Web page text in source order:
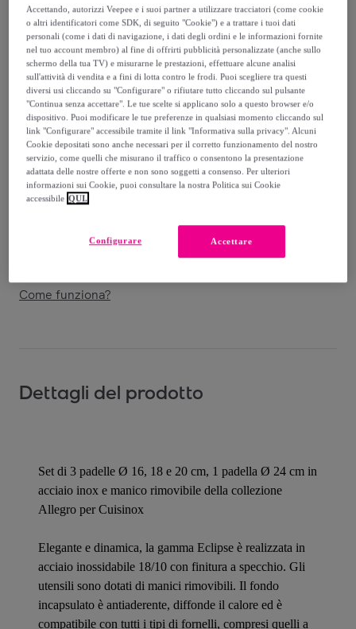
222,80 €
371,40 €
-40%
Venduto daAmefa Couzon
Consegna
Consegna: tra il12/08
Come funziona?
Dettagli del prodotto
Set di 3 padelle Ø 16, 18 e 20 cm, 1 padella Ø 24 cm in
acciaio inox e manico rimovibile della collezione
Allegro per Cuisinox
Elegante e dinamica, la gamma Eclipse è realizzata in
acciaio inossidabile 18/10 con finitura a specchio. Gli
utensili sono dotati di manici rimovibili. Il fondo
incapsulato è antiaderente, diffonde il calore ed è
compatibile con tutti i tipi di fornelli, compresi quelli a
Accettando, autorizzi Veepee e i suoi partner a utilizzare tracciatori (come cookie
o altri identificatori come SDK, di seguito "Cookie") e a trattare i tuoi dati
personali (come i dati di navigazione, i dati degli ordini e le informazioni fornite
nel tuo account membro) al fine di offrirti pubblicità personalizzate (anche sullo
schermo della tua TV) e misurarne le prestazioni, effettuare alcune analisi
sull'attività di vendita e a fini di lotta contro le frodi. Puoi scegliere tra questi
diversi usi cliccando su "Configurare" o rifiutare tutto cliccando sul pulsante
"Continua senza accettare". Le tue scelte si applicano solo a questo browser e/o
dispositivo. Puoi modificare le tue preferenze in qualsiasi momento cliccando sul
link "Configurare" accessibile tramite il link "Informativa sulla privacy". Alcuni
Cookie depositati sono anche necessari per il corretto funzionamento del nostro
servizio, come quelli che misurano il traffico o consentono la presentazione
adattata delle nostre offerte e non sono soggetti a consenso. Per ulteriori
informazioni sui Cookie, puoi consultare la nostra Politica sui Cookie
accessibile QUI.
Accettare
Configurare